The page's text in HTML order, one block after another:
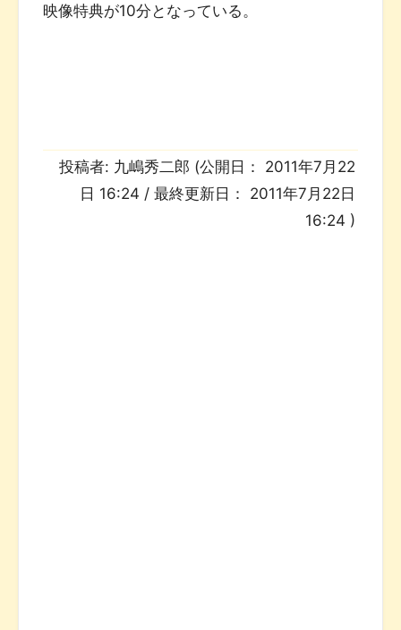
映像特典が10分となっている。
投稿者: 九嶋秀二郎 (公開日： 2011年7月22
日 16:24 / 最終更新日： 2011年7月22日
16:24 )